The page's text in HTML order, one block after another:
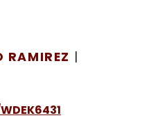
RAMIREZ |